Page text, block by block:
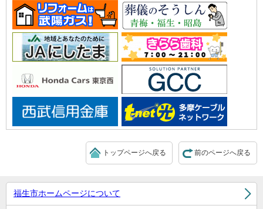
前のページへ戻る
トップページへ戻る
福生市ホームページについて